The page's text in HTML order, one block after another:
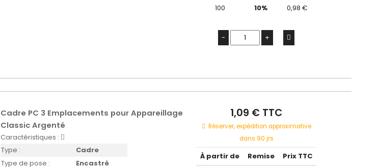
100
10% 0,98 €
- +
Cadre PC 3 Emplacements pour Appareillage
Classic Argenté
Caractéristiques :
Type :
Cadre
Type de pose :
Encastré
1,09 € TTC
Réserver, expédition approximative
dans 90 jrs
À partir de Remise
Prix TTC